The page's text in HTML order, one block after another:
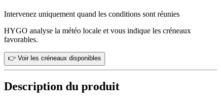
Intervenez uniquement quand les conditions sont réunies
HYGO analyse la météo locale et vous indique les créneaux
favorables.
👉 Voir les créneaux disponibles
Description du produit